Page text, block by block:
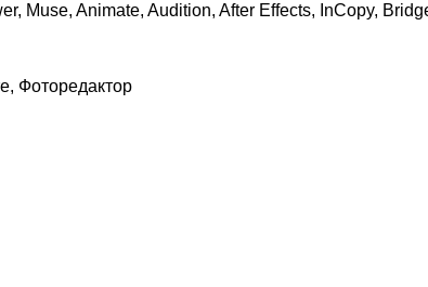
Muse, Animate, Audition, After Effects, InCopy,
Фоторедактор